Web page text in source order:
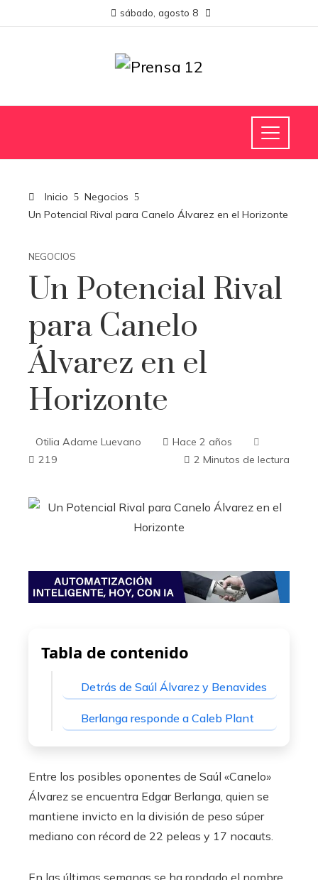
sábado, agosto 8
Inicio
Negocios
Un Potencial Rival para Canelo Álvarez en el Horizonte
NEGOCIOS
Un Potencial Rival
para Canelo
Álvarez en el
Horizonte
Otilia Adame Luevano
Hace 2 años
219
2 Minutos de lectura
Tabla de contenido
Detrás de Saúl Álvarez y Benavides
Berlanga responde a Caleb Plant
Entre los posibles oponentes de Saúl «Canelo»
Álvarez se encuentra Edgar Berlanga, quien se
mantiene invicto en la división de peso súper
mediano con récord de 22 peleas y 17 nocauts.